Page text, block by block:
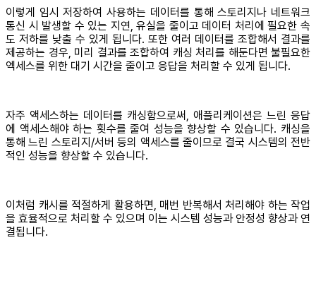
이렇게 임시 저장하여 사용하는 데이터를 통해 스토리지나 네트워크
통신 시 발생할 수 있는 지연, 유실을 줄이고 데이터 처리에 필요한 속
도 저하를 낮출 수 있게 됩니다. 또한 여러 데이터를 조합해서 결과를
제공하는 경우, 미리 결과를 조합하여 캐싱 처리를 해둔다면 불필요한
엑세스를 위한 대기 시간을 줄이고 응답을 처리할 수 있게 됩니다.
자주 액세스하는 데이터를 캐싱함으로써, 애플리케이션은 느린 응답
에 액세스해야 하는 횟수를 줄여 성능을 향상할 수 있습니다. 캐싱을
통해 느린 스토리지/서버 등의 액세스를 줄이므로 결국 시스템의 전반
적인 성능을 향상할 수 있습니다.
이처럼 캐시를 적절하게 활용하면, 매번 반복해서 처리해야 하는 작업
을 효율적으로 처리할 수 있으며 이는 시스템 성능과 안정성 향상과 연
결됩니다.